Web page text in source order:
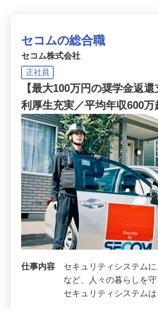
セコムの総合職
セコム株式会社
正社員
【最大100万円の奨学金返
利厚生充実／平均年収600万
仕事内容
セキュリティシステム
など、人々の暮らしを
セキュリティシステム